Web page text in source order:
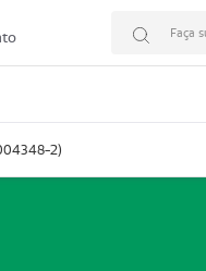
Faça
2)